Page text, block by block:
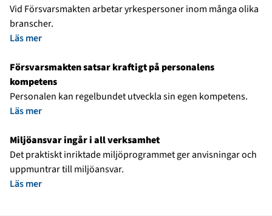
Vid Försvarsmakten arbetar yrkespersoner inom många olika
branscher.
Läs mer
Försvarsmakten satsar kraftigt på personalens
kompetens
Personalen kan regelbundet utveckla sin egen kompetens.
Läs mer
Miljöansvar ingår i all verksamhet
Det praktiskt inriktade miljöprogrammet ger anvisningar och
uppmuntrar till miljöansvar.
Läs mer